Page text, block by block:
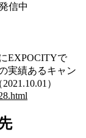
信中
EXPOCITYで
実績あるキャン
）